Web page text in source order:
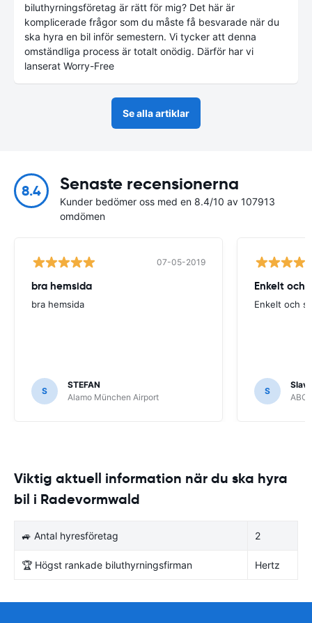
biluthyrningsföretag är rätt för mig? Det här är
komplicerade frågor som du måste få besvarade när du
ska hyra en bil inför semestern. Vi tycker att denna
omständliga process är totalt onödig. Därför har vi
lanserat Worry-Free
Se alla artiklar
8.4 Senaste recensionerna
Kunder bedömer oss med en 8.4/10 av 107913
omdömen
07-05-2019
bra hemsida
bra hemsida
S
STEFAN
Alamo München Airport
Enkelt och
Enkelt och
S
ABC
Viktig aktuell information när du ska hyra
bil i Radevormwald
🚙 Antal hyresföretag 2
🏆 Högst rankade biluthyrningsfirman Hertz